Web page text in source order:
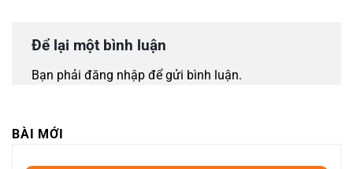
Để lại một bình luận
Bạn phải đăng nhập để gửi bình luận.
BÀI MỚI